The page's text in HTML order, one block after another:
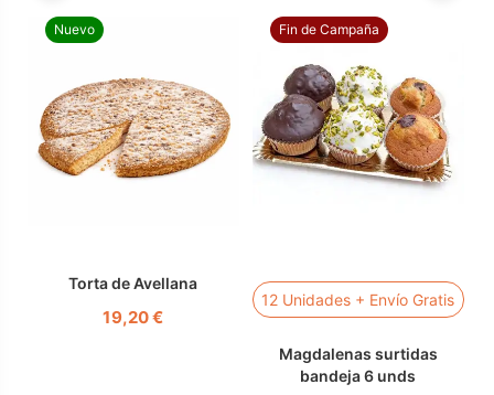
Nuevo
Torta de Avellana
19,20 €
12 Unidades + Envío Gratis
Fin de Campaña
Magdalenas surtidas
bandeja 6 unds